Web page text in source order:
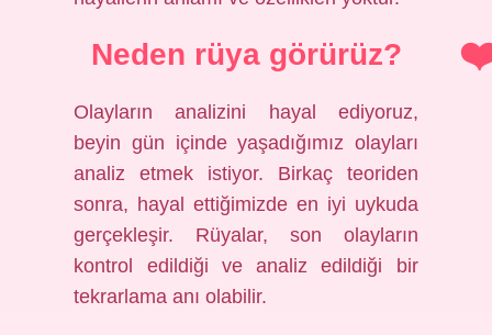
Neden rüya görürüz?
Olayların analizini hayal ediyoruz,
beyin gün içinde yaşadığımız olayları
analiz etmek istiyor. Birkaç teoriden
sonra, hayal ettiğimizde en iyi uykuda
gerçekleşir. Rüyalar, son olayların
kontrol edildiği ve analiz edildiği bir
tekrarlama anı olabilir.